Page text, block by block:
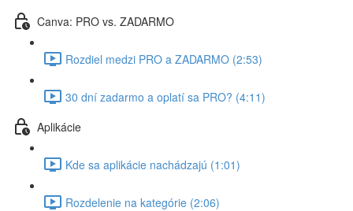
Canva: PRO vs. ZADARMO
Rozdiel medzi PRO a ZADARMO (2:53)
30 dní zadarmo a oplatí sa PRO? (4:11)
Aplikácie
Kde sa aplikácie nachádzajú (1:01)
Rozdelenie na kategórie (2:06)